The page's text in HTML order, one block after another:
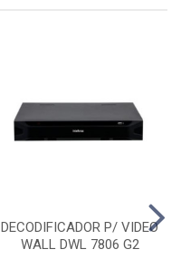
DECODIFICADOR P/ VIDEO
WALL DWL 7806 G2